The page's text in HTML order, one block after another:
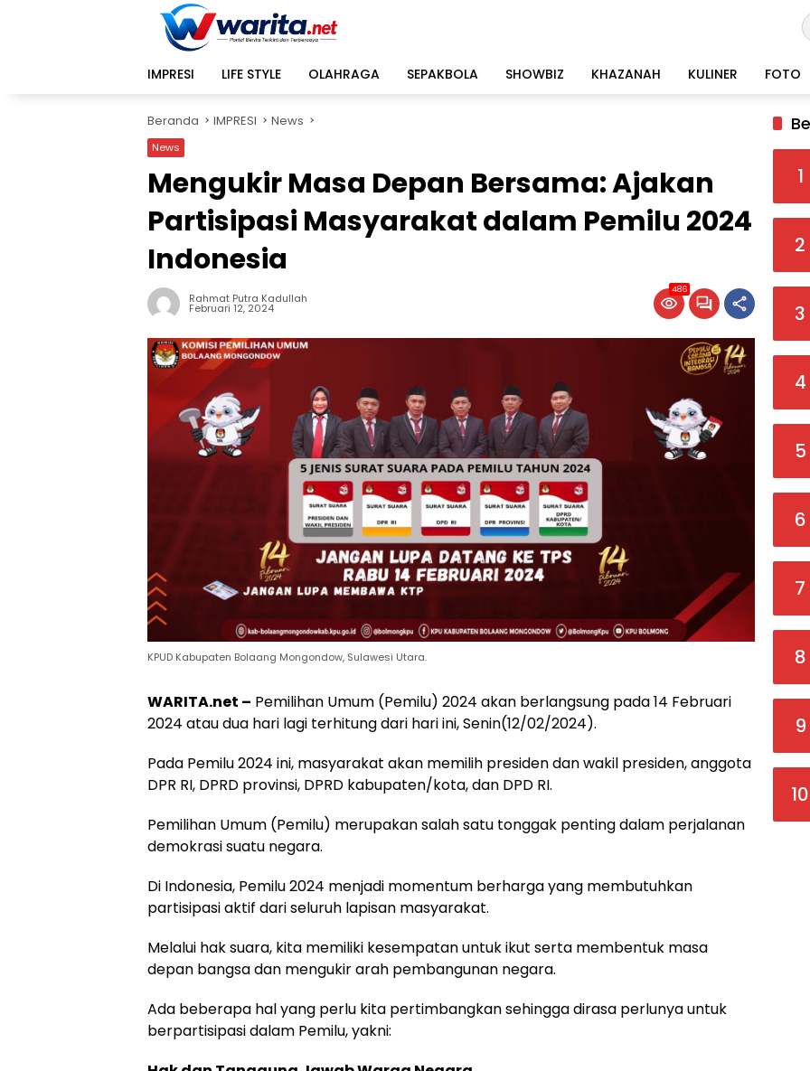
IMPRESI
LIFE STYLE OLAHRAGA SEPAKBOLA SHOWBIZ KHAZANAH KULINER FOTO
Beranda IMPRESI News
News
Mengukir Masa Depan Bersama: Ajakan
Partisipasi Masyarakat dalam Pemilu 2024
Indonesia
Rahmat Putra Kadullah
Februari 12, 2024
486
KPUD Kabupaten Bolaang Mongondow, Sulawesi Utara.
WARITA.net – Pemilihan Umum (Pemilu) 2024 akan berlangsung pada 14 Februari
2024 atau dua hari lagi terhitung dari hari ini, Senin(12/02/2024).
Pada Pemilu 2024 ini, masyarakat akan memilih presiden dan wakil presiden, anggota
DPR RI, DPRD provinsi, DPRD kabupaten/kota, dan DPD RI.
Pemilihan Umum (Pemilu) merupakan salah satu tonggak penting dalam perjalanan
demokrasi suatu negara.
Di Indonesia, Pemilu 2024 menjadi momentum berharga yang membutuhkan
partisipasi aktif dari seluruh lapisan masyarakat.
Melalui hak suara, kita memiliki kesempatan untuk ikut serta membentuk masa
depan bangsa dan mengukir arah pembangunan negara.
Ada beberapa hal yang perlu kita pertimbangkan sehingga dirasa perlunya untuk
berpartisipasi dalam Pemilu, yakni:
1
2
3
4
5
6
7
8
9
10